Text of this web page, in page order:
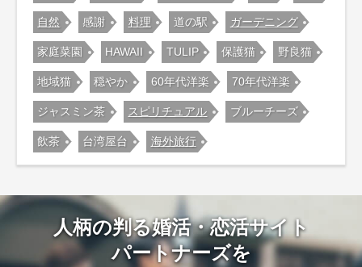
自然 感謝 料理 道の駅 ガーデニング
家庭菜園 HAWAII TULIP 保護猫 野良猫
地域猫 穏やか 60年代洋楽 70年代洋楽
ジャスミン茶 スピリチュアル ブルーチーズ
飲茶 台湾屋台 海外旅行
人柄の判る婚活・恋活サイト
パートナーズを